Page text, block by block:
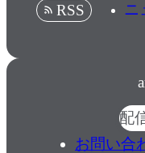
RSS ニ
配
お問い合